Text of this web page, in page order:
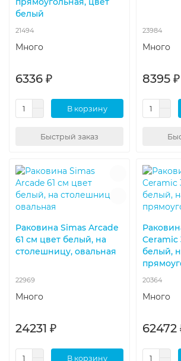
белый
21494
Много
6336 ₽
В корзину
Быстрый заказ
23984
Много
8395 ₽
Раковина Simas Arcade
61 см цвет белый, на
столешницу, овальная
22969
Много
24231 ₽
В корзину
Ceramic
белый,
20364
Много
62472